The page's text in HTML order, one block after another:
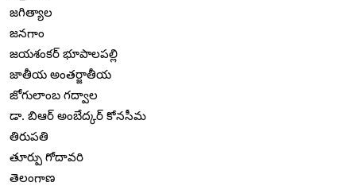
జగిత్యాల
జనగాం
జయశంకర్ భూపాలపల్లి
జాతీయ అంతర్జాతీయ
జోగులాంబ గద్వాల
డా. బిఆర్ అంబేద్కర్ కోనసీమ
తిరుపతి
తూర్పు గోదావరి
తెలంగాణ